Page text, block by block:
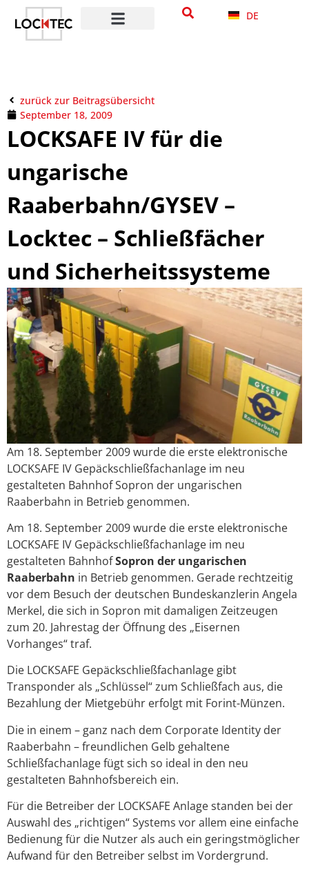
DE
zurück zur Beitragsübersicht
September 18, 2009
LOCKSAFE IV für die
ungarische
Raaberbahn/GYSEV –
Locktec – Schließfächer
und Sicherheitssysteme
Am 18. September 2009 wurde die erste elektronische
LOCKSAFE IV Gepäckschließfachanlage im neu
gestalteten Bahnhof Sopron der ungarischen
Raaberbahn in Betrieb genommen.
Am 18. September 2009 wurde die erste elektronische
LOCKSAFE IV Gepäckschließfachanlage im neu
gestalteten BahnhofSopron der ungarischen
Raaberbahn in Betrieb genommen. Gerade rechtzeitig
vor dem Besuch der deutschen Bundeskanzlerin Angela
Merkel, die sich in Sopron mit damaligen Zeitzeugen
zum 20. Jahrestag der Öffnung des „Eisernen
Vorhanges“ traf.
Die LOCKSAFE Gepäckschließfachanlage gibt
Transponder als „Schlüssel“ zum Schließfach aus, die
Bezahlung der Mietgebühr erfolgt mit Forint-Münzen.
Die in einem – ganz nach dem Corporate Identity der
Raaberbahn – freundlichen Gelb gehaltene
Schließfachanlage fügt sich so ideal in den neu
gestalteten Bahnhofsbereich ein.
Für die Betreiber der LOCKSAFE Anlage standen bei der
Auswahl des „richtigen“ Systems vor allem eine einfache
Bedienung für die Nutzer als auch ein geringstmöglicher
Aufwand für den Betreiber selbst im Vordergrund.